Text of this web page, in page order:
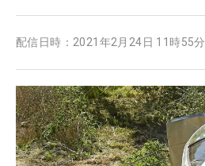
配信日時： 2021年2月24日 11時55分